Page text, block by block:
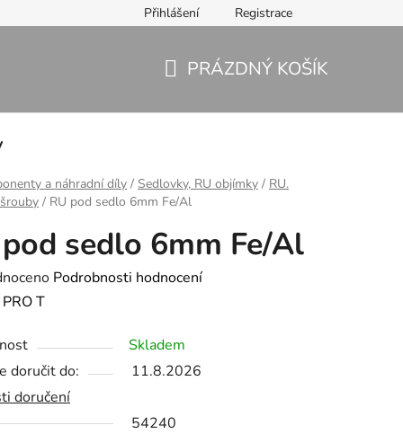
Přihlášení Registrace
PRÁZDNÝ KOŠÍK
a náhradní díly / Sedlovky, RU objímky / RU.
/ RU pod sedlo 6mm Fe/Al
sedlo 6mm Fe/Al
Podrobnosti hodnocení
PRO T
Skladem
doručit do:
11.8.2026
doručení
54240